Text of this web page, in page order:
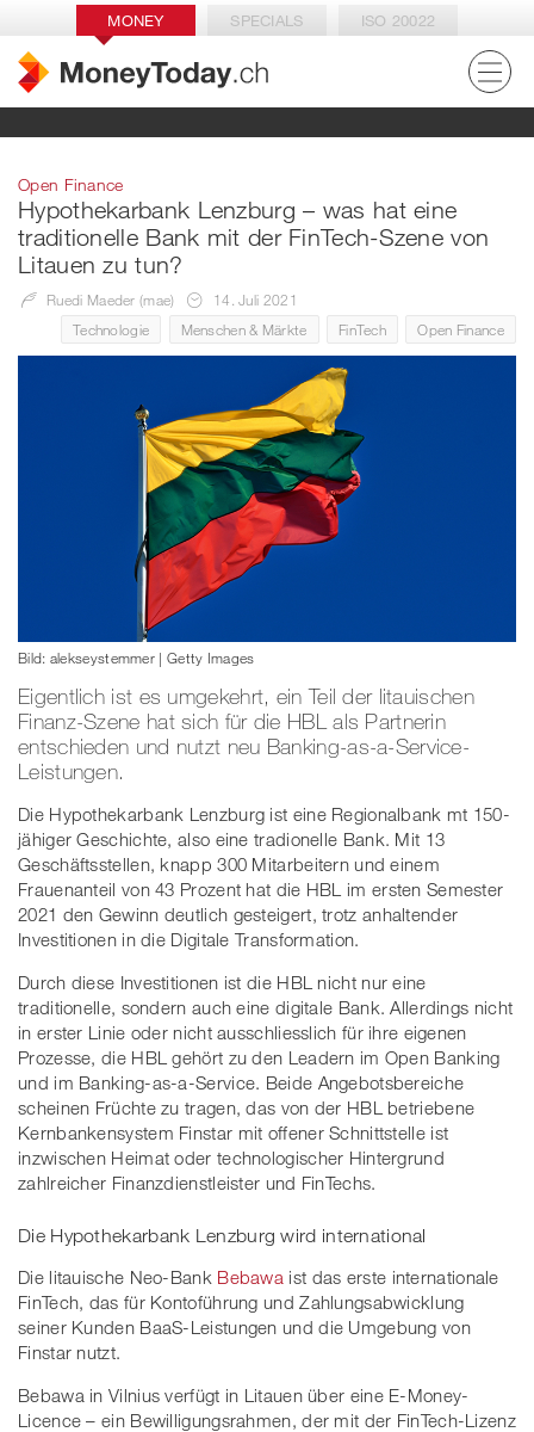
MONEY SPECIALS ISO 20022
Open Finance
Hypothekarbank Lenzburg – was hat eine
traditionelle Bank mit der FinTech-Szene von
Litauen zu tun?
Ruedi Maeder (mae)
14. Juli 2021
Technologie
Menschen & Märkte FinTech Open Finance
Bild: alekseystemmer | Getty Images
Eigentlich ist es umgekehrt, ein Teil der litauischen
Finanz-Szene hat sich für die HBL als Partnerin
entschieden und nutzt neu Banking-as-a-Service-
Leistungen.
Die Hypothekarbank Lenzburg ist eine Regionalbank mt 150-
jähiger Geschichte, also eine tradionelle Bank. Mit 13
Geschäftsstellen, knapp 300 Mitarbeitern und einem
Frauenanteil von 43 Prozent hat die HBL im ersten Semester
2021 den Gewinn deutlich gesteigert, trotz anhaltender
Investitionen in die Digitale Transformation.
Durch diese Investitionen ist die HBL nicht nur eine
traditionelle, sondern auch eine digitale Bank. Allerdings nicht
in erster Linie oder nicht ausschliesslich für ihre eigenen
Prozesse, die HBL gehört zu den Leadern im Open Banking
und im Banking-as-a-Service. Beide Angebotsbereiche
scheinen Früchte zu tragen, das von der HBL betriebene
Kernbankensystem Finstar mit offener Schnittstelle ist
inzwischen Heimat oder technologischer Hintergrund
zahlreicher Finanzdienstleister und FinTechs.
Die Hypothekarbank Lenzburg wird international
Die litauische Neo-Bank Bebawa ist das erste internationale
FinTech, das für Kontoführung und Zahlungsabwicklung
seiner Kunden BaaS-Leistungen und die Umgebung von
Finstar nutzt.
Bebawa in Vilnius verfügt in Litauen über eine E-Money-
Licence – ein Bewilligungsrahmen, der mit der FinTech-Lizenz